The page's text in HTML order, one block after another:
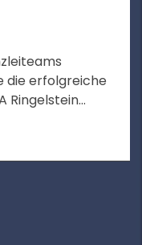
die erfolgreiche
Ringelstein
eine
Art. In einer
her nicht